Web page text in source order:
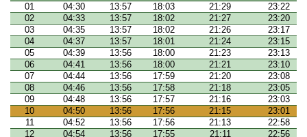
01 04:30 13:57 18:03 21:29
23:22
02
04:33 13:57 18:02 21:27
23:20
03
04:35 13:57 18:02 21:26
23:17
04
04:37 13:57 18:01 21:24
23:15
05
04:39 13:56 18:00 21:23
23:13
06
04:41 13:56 18:00 21:21
23:10
07
04:44 13:56 17:59 21:20
23:08
08
04:46 13:56 17:58 21:18
23:05
09
04:48 13:56 17:57 21:16
23:03
10
04:50 13:56 17:56 21:15
23:01
11
04:52 13:56 17:56 21:13
22:58
12
04:54 13:56 17:55 21:11
22:56